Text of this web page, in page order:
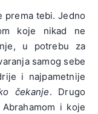
prema tebi. Jedno
koje nikad ne
u potrebu za
samog sebe
i najpametnije
čekanje. Drugo
i koje